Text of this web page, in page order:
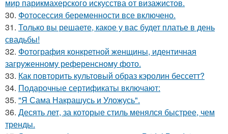
мир парикмахерского искусства от визажистов.
30. Фотосессия беременности все включено.
31. Только вы решаете, какое у вас будет платье в день
свадьбы!
32. Фотография конкретной женщины, идентичная
загруженному референсному фото.
33. Как повторить культовый образ кэролин бессетт?
34. Подарочные сертификаты включают:
35. "Я Сама Накрашусь и Уложусь".
36. Десять лет, за которые стиль менялся быстрее, чем
тренды.